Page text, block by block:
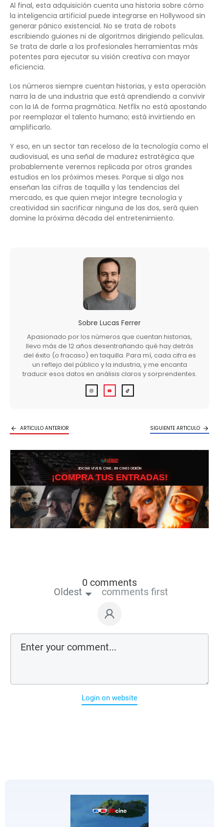
Al final, esta adquisición cuenta una historia sobre cómo
la inteligencia artificial puede integrarse en Hollywood sin
generar pánico existencial. No se trata de robots
escribiendo guiones ni de algoritmos dirigiendo películas.
Se trata de darle a los profesionales herramientas más
potentes para ejecutar su visión creativa con mayor
eficiencia.
Los números siempre cuentan historias, y esta operación
narra la de una industria que está aprendiendo a convivir
con la IA de forma pragmática. Netflix no está apostando
por reemplazar el talento humano; está invirtiendo en
amplificarlo.
Y eso, en un sector tan receloso de la tecnología como el
audiovisual, es una señal de madurez estratégica que
probablemente veremos replicada por otros grandes
estudios en los próximos meses. Porque si algo nos
enseñan las cifras de taquilla y las tendencias del
mercado, es que quien mejor integre tecnología y
creatividad sin sacrificar ninguna de las dos, será quien
domine la próxima década del entretenimiento.
Sobre Lucas Ferrer
Apasionado por los números que cuentan historias,
llevo más de 12 años desentrañando qué hay detrás
del éxito (o fracaso) en taquilla. Para mí, cada cifra es
un reflejo del público y la industria, y me encanta
traducir esos datos en análisis claros y sorprendentes.
ARTICULO ANTERIOR SIGUIENTE ARTICULO
3DCINE VIVE EL CINE… EN CINES ODEÓN
¡COMPRA TUS ENTRADAS!
0 comments
Oldest comments first
Login on website